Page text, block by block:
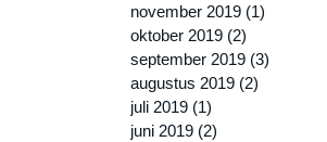
november 2019 (1)
oktober 2019 (2)
september 2019 (3)
augustus 2019 (2)
juli 2019 (1)
juni 2019 (2)